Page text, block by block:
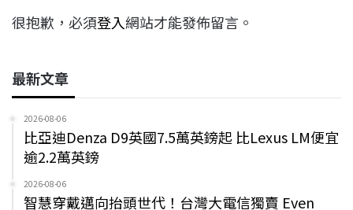
很抱歉，必須登入網站才能發佈留言。
最新文章
2026-08-06
比亞迪Denza D9英國7.5萬英鎊起 比Lexus LM便宜
逾2.2萬英鎊
2026-08-06
智慧穿戴邁向抬頭世代！台灣大電信獨賣 Even